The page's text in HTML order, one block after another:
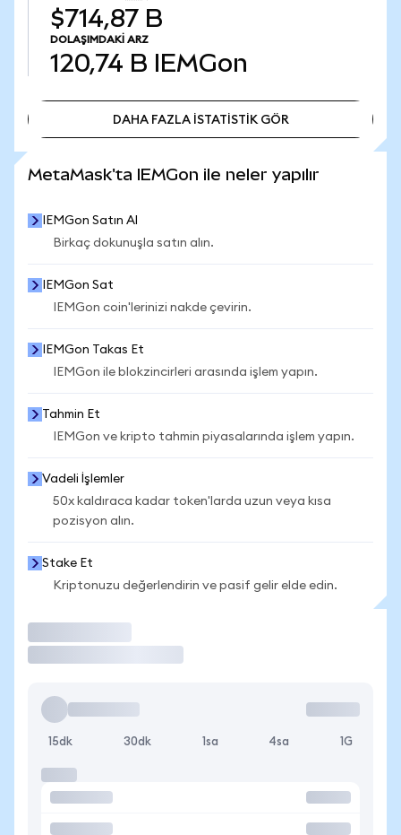
$714,87 B
DOLAŞIMDAKI ARZ
120,74 B IEMGon
DAHA FAZLA İSTATİSTİK GÖR
MetaMask'ta IEMGon ile neler yapılır
IEMGon Satın Al
Birkaç dokunuşla satın alın.
IEMGon Sat
IEMGon coin'lerinizi nakde çevirin.
IEMGon Takas Et
IEMGon ile blokzincirleri arasında işlem yapın.
Tahmin Et
IEMGon ve kripto tahmin piyasalarında işlem yapın.
Vadeli İşlemler
50x kaldıraca kadar token'larda uzun veya kısa
pozisyon alın.
Stake Et
Kriptonuzu değerlendirin ve pasif gelir elde edin.
15dk 30dk 1sa 4sa 1G